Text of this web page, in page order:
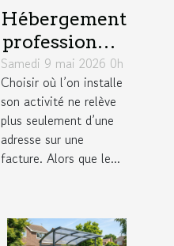
Hébergement
professionnel
: un levier
insoupçonné
pour élargir
son réseau
Samedi 9 mai 2026 0h
Choisir où l’on installe
son activité ne relève
plus seulement d’une
adresse sur une
facture. Alors que le...